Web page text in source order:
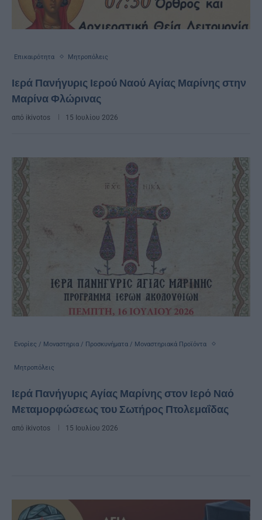
Επικαιρότητα Μητροπόλεις
Ιερά Πανήγυρις Ιερού Ναού Αγίας Μαρίνης στην
Μαρίνα Φλώρινας
από ikivotos 15 Ιουλίου 2026
Ενορίες / Μοναστηρια / Προσκυνήματα / Μοναστηριακά Προϊόντα
Μητροπόλεις
Ιερά Πανήγυρις Αγίας Μαρίνης στον Ιερό Ναό
Μεταμορφώσεως του Σωτήρος Πτολεμαΐδας
από ikivotos 15 Ιουλίου 2026